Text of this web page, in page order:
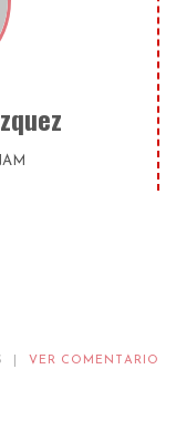
VER COMENTARIO